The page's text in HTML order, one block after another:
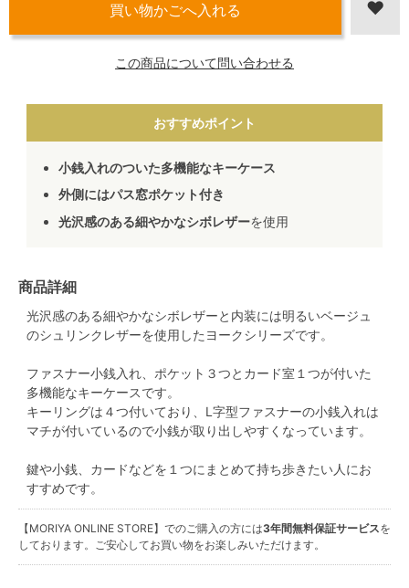
この商品について問い合わせる
おすすめポイント
小銭入れのついた多機能なキーケース
外側にはパス窓ポケット付き
光沢感のある細やかなシボレザーを使用
商品詳細
光沢感のある細やかなシボレザーと内装には明るいベージュ
のシュリンクレザーを使用したヨークシリーズです。
ファスナー小銭入れ、ポケット３つとカード室１つが付いた
多機能なキーケースです。
キーリングは４つ付いており、L字型ファスナーの小銭入れは
マチが付いているので小銭が取り出しやすくなっています。
鍵や小銭、カードなどを１つにまとめて持ち歩きたい人にお
すすめです。
【MORIYA ONLINE STORE】でのご購入の方には3年間無料保証サービスを
しております。ご安心してお買い物をお楽しみいただけます。